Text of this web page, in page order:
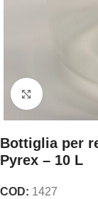
Clicca per
Bottiglia per
Pyrex – 10 L
COD: 1427